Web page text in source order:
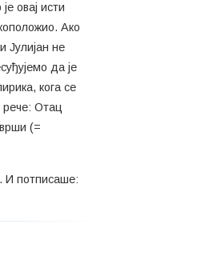
овај исти
Ако
Јулијан не
да је
кога се
рече: Отац
(=
И потписаше: